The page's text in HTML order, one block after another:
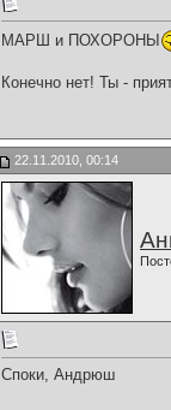
МАРШ и ПОХОРОНЫ
Конечно нет! Ты -
22.11.2010, 00:14
Споки, Андрюш